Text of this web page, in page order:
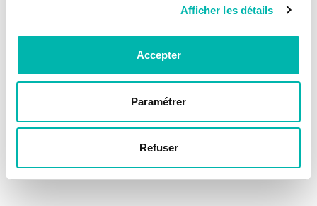
Afficher les détails
Accepter
Paramétrer
Refuser